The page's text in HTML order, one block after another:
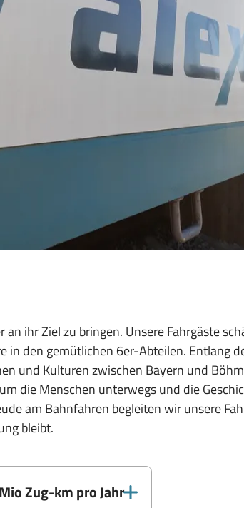
ihr Ziel zu bringen. Unsere Fahrgäste
in den gemütlichen 6er-Abteilen. Entlang
und Kulturen zwischen Bayern und
die Menschen unterwegs und die
am Bahnfahren begleiten wir unsere
bleibt.
Zug-km pro Jahr